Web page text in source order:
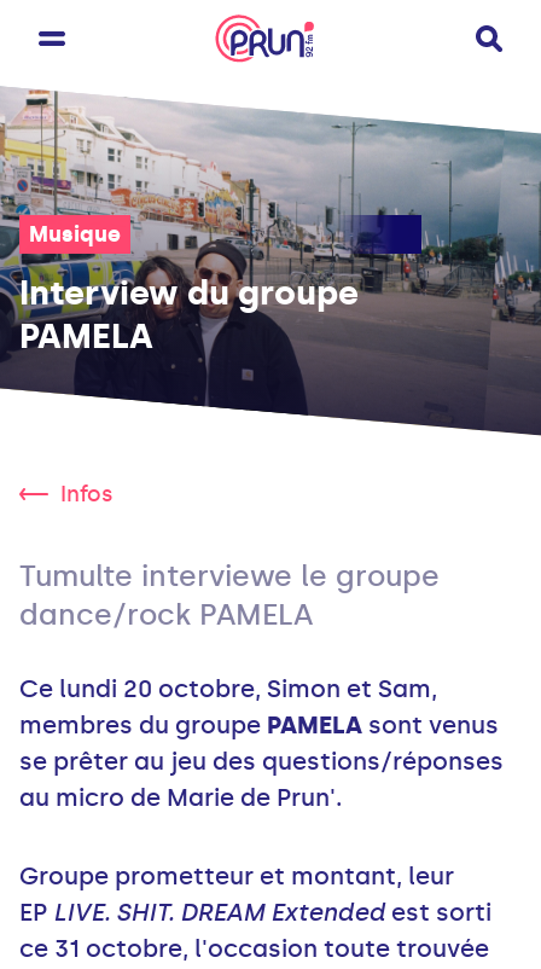
Musique
Interview du groupe
PAMELA
Infos
Tumulte interviewe le groupe
dance/rock PAMELA
Ce lundi 20 octobre, Simon et Sam,
membres du groupe PAMELA sont venus
se prêter au jeu des questions/réponses
au micro de Marie de Prun'.
Groupe prometteur et montant, leur
EP LIVE. SHIT. DREAM Extended est sorti
ce 31 octobre, l'occasion toute trouvée